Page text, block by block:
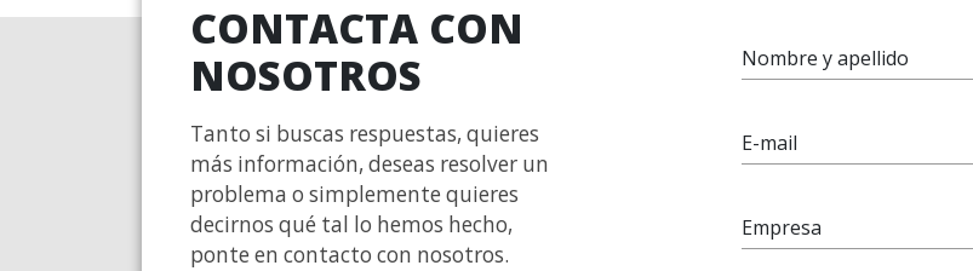
CONTACTA CON
NOSOTROS
Tanto si buscas respuestas, quieres
más información, deseas resolver un
problema o simplemente quieres
decirnos qué tal lo hemos hecho,
ponte en contacto con nosotros.
Nombre y apellido
E-mail
Empresa